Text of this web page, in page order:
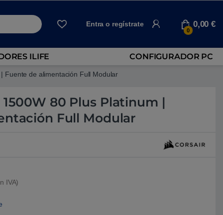
Entra o regístrate
0
0,00€
ILIFE CONFIGURADOR PC
Fuente de alimentación Full Modular
1500W 80 Plus Platinum |
Full Modular
IVA)